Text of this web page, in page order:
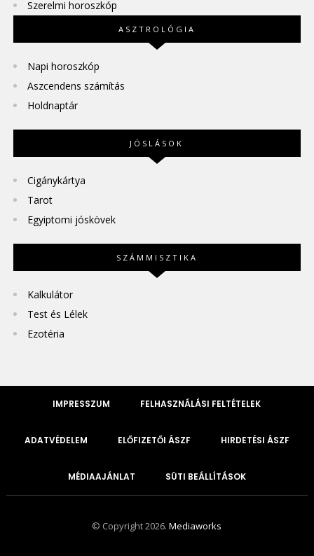
Szerelmi horoszkóp
ASZTROLÓGIA
Napi horoszkóp
Aszcendens számítás
Holdnaptár
JÓSLÁSOK
Cigánykártya
Tarot
Egyiptomi jóskövek
SZÁMMISZTIKA
Kalkulátor
Test és Lélek
Ezotéria
IMPRESSZUM FELHASZNÁLÁSI FELTÉTELEK
ADATVÉDELEM ELŐFIZETŐI ÁSZF HIRDETÉSI ÁSZF
MÉDIAAJÁNLAT SÜTI BEÁLLÍTÁSOK
© Copyright 2026.Mediaworks